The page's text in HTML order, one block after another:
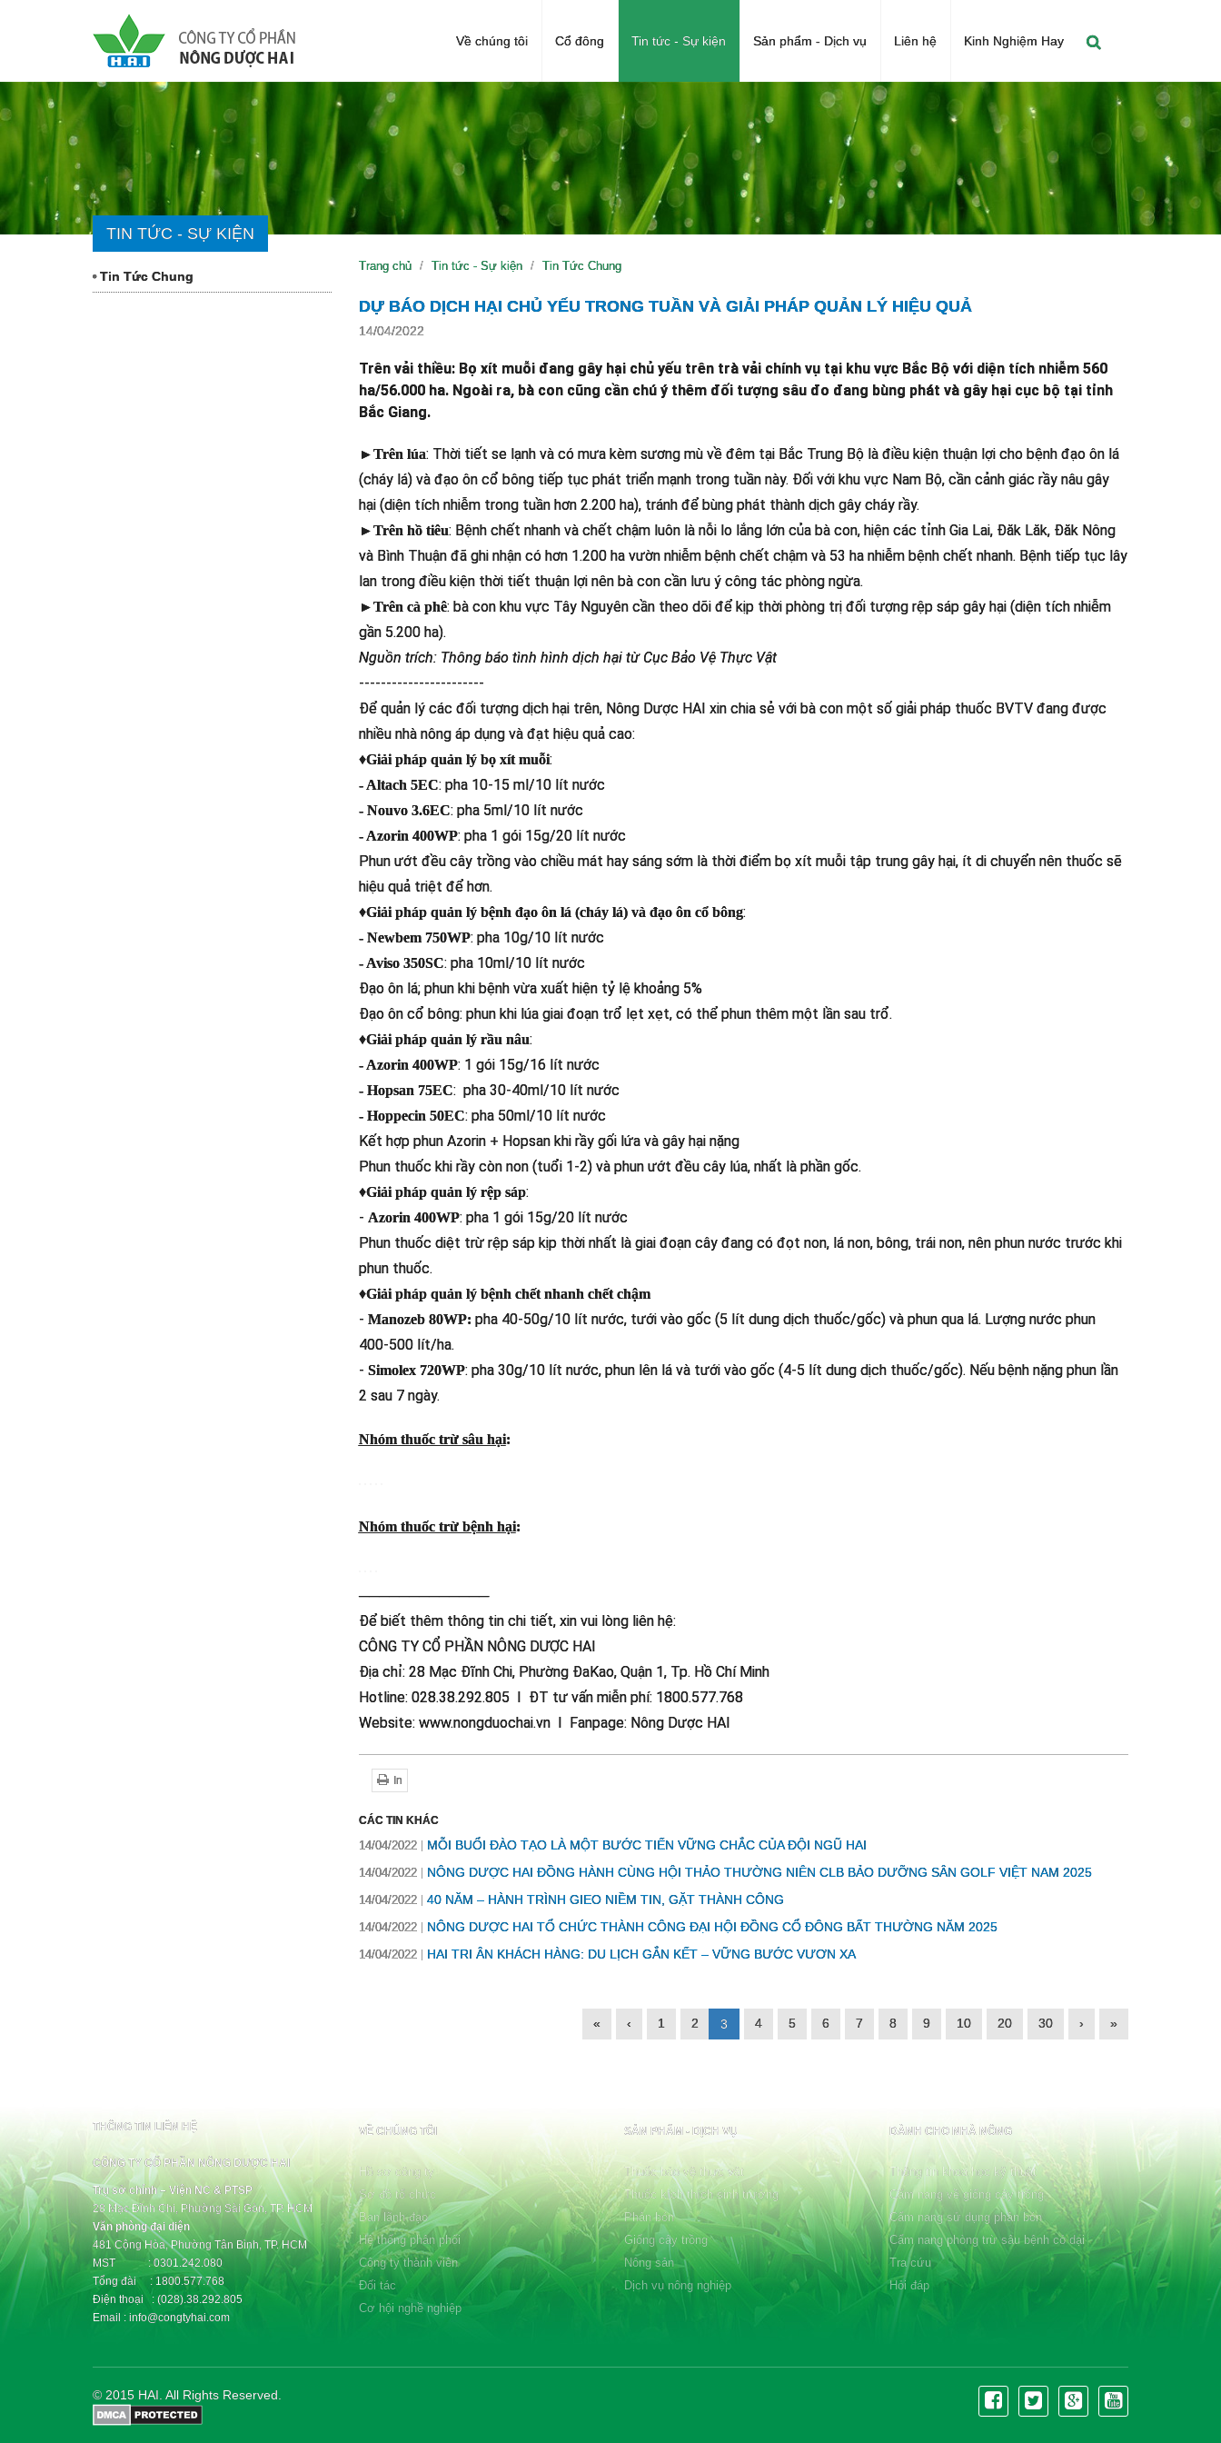
Về chúng tôi Cổ đông Tin tức - Sự kiện Sản phẩm - Dịch vụ Liên hệ Kinh Nghiệm Hay
TIN TỨC - SỰ KIỆN
Tin Tức Chung
Trang chủ Tin tức - Sự kiện Tin Tức Chung
DỰ BÁO DỊCH HẠI CHỦ YẾU TRONG TUẦN VÀ GIẢI PHÁP QUẢN LÝ HIỆU QUẢ
14/04/2022
Trên vải thiều: Bọ xít muỗi đang gây hại chủ yếu trên trà vải chính vụ tại khu vực Bắc Bộ với diện tích nhiễm 560
ha/56.000 ha. Ngoài ra, bà con cũng cần chú ý thêm đối tượng sâu đo đang bùng phát và gây hại cục bộ tại tỉnh
Bắc Giang.
►Trên lúa: Thời tiết se lạnh và có mưa kèm sương mù về đêm tại Bắc Trung Bộ là điều kiện thuận lợi cho bệnh đạo ôn lá
(cháy lá) và đạo ôn cổ bông tiếp tục phát triển mạnh trong tuần này. Đối với khu vực Nam Bộ, cần cảnh giác rầy nâu gây
hại (diện tích nhiễm trong tuần hơn 2.200 ha), tránh để bùng phát thành dịch gây cháy rầy.
►Trên hồ tiêu: Bệnh chết nhanh và chết chậm luôn là nỗi lo lắng lớn của bà con, hiện các tỉnh Gia Lai, Đăk Lăk, Đăk Nông
và Bình Thuận đã ghi nhận có hơn 1.200 ha vườn nhiễm bệnh chết chậm và 53 ha nhiễm bệnh chết nhanh. Bệnh tiếp tục lây
lan trong điều kiện thời tiết thuận lợi nên bà con cần lưu ý công tác phòng ngừa.
►Trên cà phê: bà con khu vực Tây Nguyên cần theo dõi để kịp thời phòng trị đối tượng rệp sáp gây hại (diện tích nhiễm
gần 5.200 ha).
Nguồn trích: Thông báo tình hình dịch hại từ Cục Bảo Vệ Thực Vật
-----------------------
Để quản lý các đối tượng dịch hại trên, Nông Dược HAI xin chia sẻ với bà con một số giải pháp thuốc BVTV đang được
nhiều nhà nông áp dụng và đạt hiệu quả cao:
♦Giải pháp quản lý bọ xít muỗi:
- Altach 5EC: pha 10-15 ml/10 lít nước
- Nouvo 3.6EC: pha 5ml/10 lít nước
- Azorin 400WP: pha 1 gói 15g/20 lít nước
Phun ướt đều cây trồng vào chiều mát hay sáng sớm là thời điểm bọ xít muỗi tập trung gây hại, ít di chuyển nên thuốc sẽ
hiệu quả triệt để hơn.
♦Giải pháp quản lý bệnh đạo ôn lá (cháy lá) và đạo ôn cổ bông:
- Newbem 750WP: pha 10g/10 lít nước
- Aviso 350SC: pha 10ml/10 lít nước
Đạo ôn lá; phun khi bệnh vừa xuất hiện tỷ lệ khoảng 5%
Đạo ôn cổ bông: phun khi lúa giai đoạn trổ lẹt xẹt, có thể phun thêm một lần sau trổ.
♦Giải pháp quản lý rầu nâu:
- Azorin 400WP: 1 gói 15g/16 lít nước
- Hopsan 75EC: pha 30-40ml/10 lít nước
- Hoppecin 50EC: pha 50ml/10 lít nước
Kết hợp phun Azorin + Hopsan khi rầy gối lứa và gây hại nặng
Phun thuốc khi rầy còn non (tuổi 1-2) và phun ướt đều cây lúa, nhất là phần gốc.
♦Giải pháp quản lý rệp sáp:
- Azorin 400WP: pha 1 gói 15g/20 lít nước
Phun thuốc diệt trừ rệp sáp kịp thời nhất là giai đoạn cây đang có đọt non, lá non, bông, trái non, nên phun nước trước khi
phun thuốc.
♦Giải pháp quản lý bệnh chết nhanh chết chậm
- Manozeb 80WP: pha 40-50g/10 lít nước, tưới vào gốc (5 lít dung dịch thuốc/gốc) và phun qua lá. Lượng nước phun
400-500 lít/ha.
- Simolex 720WP: pha 30g/10 lít nước, phun lên lá và tưới vào gốc (4-5 lít dung dịch thuốc/gốc). Nếu bệnh nặng phun lần
2 sau 7 ngày.
Nhóm thuốc trừ sâu hại:
Nhóm thuốc trừ bệnh hại:
─────────────
Để biết thêm thông tin chi tiết, xin vui lòng liên hệ:
CÔNG TY CỔ PHẦN NÔNG DƯỢC HAI
Địa chỉ: 28 Mạc Đĩnh Chi, Phường ĐaKao, Quận 1, Tp. Hồ Chí Minh
Hotline: 028.38.292.805 I ĐT tư vấn miễn phí: 1800.577.768
Website: www.nongduochai.vn I Fanpage: Nông Dược HAI
In
CÁC TIN KHÁC
14/04/2022 MỖI BUỔI ĐÀO TẠO LÀ MỘT BƯỚC TIẾN VỮNG CHẮC CỦA ĐỘI NGŨ HAI
14/04/2022 NÔNG DƯỢC HAI ĐỒNG HÀNH CÙNG HỘI THẢO THƯỜNG NIÊN CLB BẢO DƯỠNG SÂN GOLF VIỆT NAM 2025
14/04/2022 40 NĂM – HÀNH TRÌNH GIEO NIỀM TIN, GẶT THÀNH CÔNG
14/04/2022 NÔNG DƯỢC HAI TỔ CHỨC THÀNH CÔNG ĐẠI HỘI ĐỒNG CỔ ĐÔNG BẤT THƯỜNG NĂM 2025
14/04/2022 HAI TRI ÂN KHÁCH HÀNG: DU LỊCH GẮN KẾT – VỮNG BƯỚC VƯƠN XA
« ‹ 1 2 3 4 5 6 7 8 9 10 20 30 › »
THÔNG TIN LIÊN HỆ
CÔNG TY CỔ PHẦN NÔNG DƯỢC HAI
Trụ sở chính – Viện NC & PTSP
28 Mạc Đĩnh Chi, Phường Sài Gòn, TP. HCM
Văn phòng đại diện
481 Cộng Hòa, Phường Tân Bình, TP. HCM
MST : 0301.242.080
Tổng đài : 1800.577.768
Điện thoại : (028).38.292.805
Email : info@congtyhai.com
VỀ CHÚNG TÔI
Hồ sơ công ty
Sơ đồ tổ chức
Ban lãnh đạo
Hệ thống phân phối
Công ty thành viên
Đối tác
Cơ hội nghề nghiệp
SẢN PHẨM - DỊCH VỤ
Thuốc bảo vệ thực vật
Thuốc kích thích sinh trưởng
Phân bón
Giống cây trồng
Nông sản
Dịch vụ nông nghiệp
DÀNH CHO NHÀ NÔNG
Thông tin khoa học kỹ thuật
Cẩm nang về giống cây trồng
Cẩm nang sử dụng phân bón
Cẩm nang phòng trừ sâu bệnh cỏ dại
Tra cứu
Hỏi đáp
© 2015 HAI. All Rights Reserved.